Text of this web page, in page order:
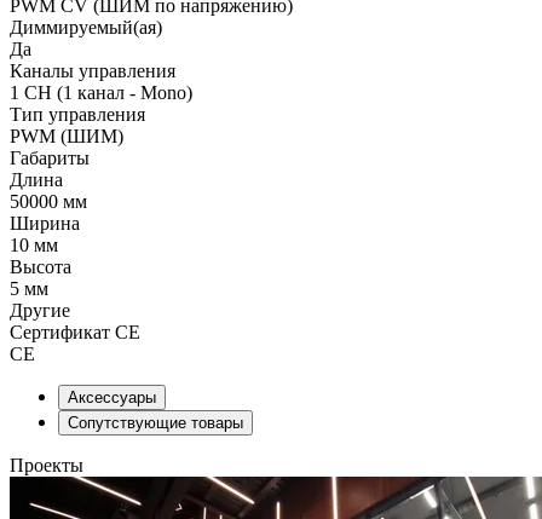
PWM СV (ШИМ по напряжению)
Диммируемый(ая)
Да
Каналы управления
1 CH (1 канал - Mono)
Тип управления
PWM (ШИМ)
Габариты
Длина
50000 мм
Ширина
10 мм
Высота
5 мм
Другие
Сертификат CE
CE
Аксессуары
Сопутствующие товары
Проекты